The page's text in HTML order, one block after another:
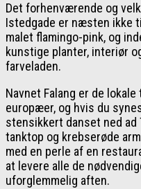
Det forhenværende og
Istedgade er næsten ikke
malet flamingo-pink, og
kunstige planter, interiør
farveladen.
Navnet Falang er de
europæer, og hvis du
stensikkert danset ned
tanktop og krebserøde
med en perle af en
at levere alle de
uforglemmelig aften.